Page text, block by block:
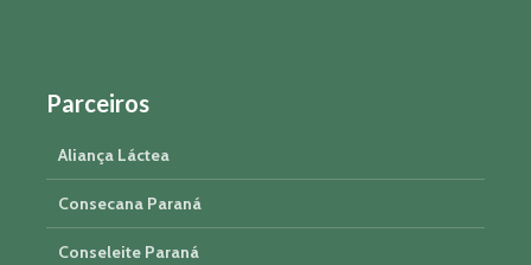
Parceiros
Aliança Láctea
Consecana Paraná
Conseleite Paraná